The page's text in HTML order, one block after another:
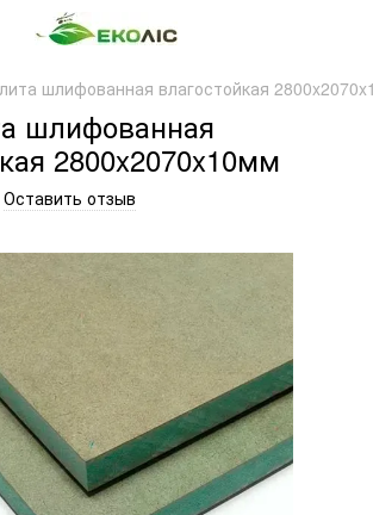
шлифованная влагостойкая
шлифованная
2800x2070x10мм
Оставить отзыв